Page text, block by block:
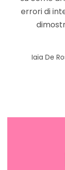
errori di
byIaia De